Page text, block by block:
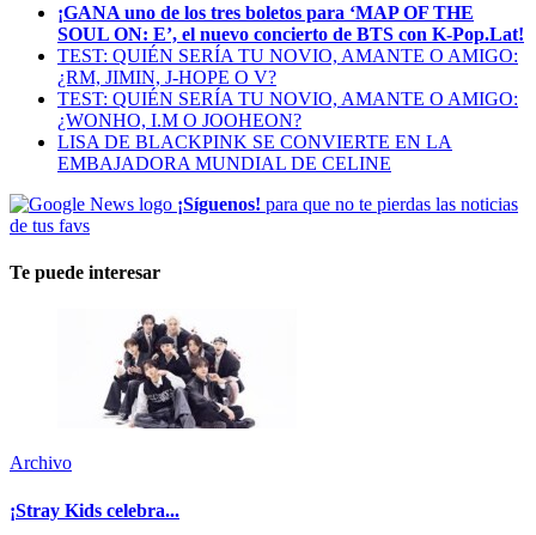
¡GANA uno de los tres boletos para ‘MAP OF THE
SOUL ON: E’, el nuevo concierto de BTS con K-Pop.Lat!
TEST: QUIÉN SERÍA TU NOVIO, AMANTE O AMIGO:
¿RM, JIMIN, J-HOPE O V?
TEST: QUIÉN SERÍA TU NOVIO, AMANTE O AMIGO:
¿WONHO, I.M O JOOHEON?
LISA DE BLACKPINK SE CONVIERTE EN LA
EMBAJADORA MUNDIAL DE CELINE
¡Síguenos! para que no te pierdas las noticias
de tus favs
Te puede interesar
Archivo
¡Stray Kids celebra...